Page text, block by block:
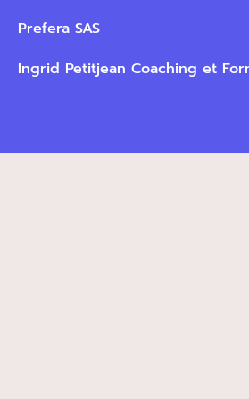
Prefera SAS
Ingrid Petitjean Coaching et